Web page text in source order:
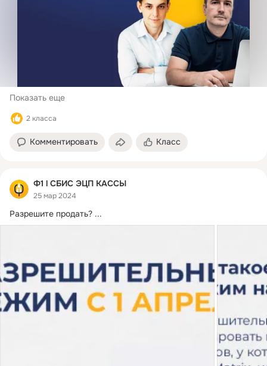
Показать еще
2 класса
Комментировать Класс
Ф1 l СБИС ЭЦП КАССЫ
25 мар 2024
Разрешите продать? ...